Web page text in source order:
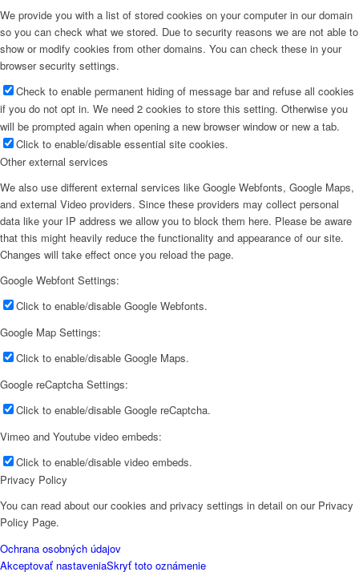
We provide you with a list of stored cookies on your computer in our domain
so you can check what we stored. Due to security reasons we are not able to
show or modify cookies from other domains. You can check these in your
browser security settings.
Check to enable permanent hiding of message bar and refuse all cookies
if you do not opt in. We need 2 cookies to store this setting. Otherwise you
will be prompted again when opening a new browser window or new a tab.
Click to enable/disable essential site cookies.
Other external services
We also use different external services like Google Webfonts, Google Maps,
and external Video providers. Since these providers may collect personal
data like your IP address we allow you to block them here. Please be aware
that this might heavily reduce the functionality and appearance of our site.
Changes will take effect once you reload the page.
Google Webfont Settings:
Click to enable/disable Google Webfonts.
Google Map Settings:
Click to enable/disable Google Maps.
Google reCaptcha Settings:
Click to enable/disable Google reCaptcha.
Vimeo and Youtube video embeds:
Click to enable/disable video embeds.
Privacy Policy
You can read about our cookies and privacy settings in detail on our Privacy
Policy Page.
Ochrana osobných údajov
Akceptovať nastaveniaSkryť toto oznámenie